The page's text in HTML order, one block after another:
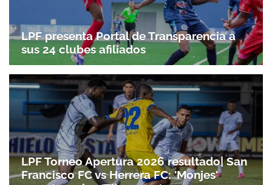
Gracias por suscribirte a nuestro boletín.
ACEPTAR
LPF presenta Portal de Transparencia a
sus 24 clubes afiliados
LPF Torneo Apertura 2026 resultado| San
Francisco FC vs Herrera FC: 'Monjes'